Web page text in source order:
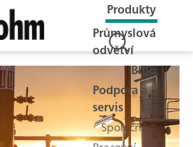
Produkty
Průmyslová
odvětví
Blog
Podpora a
servis
Společnost